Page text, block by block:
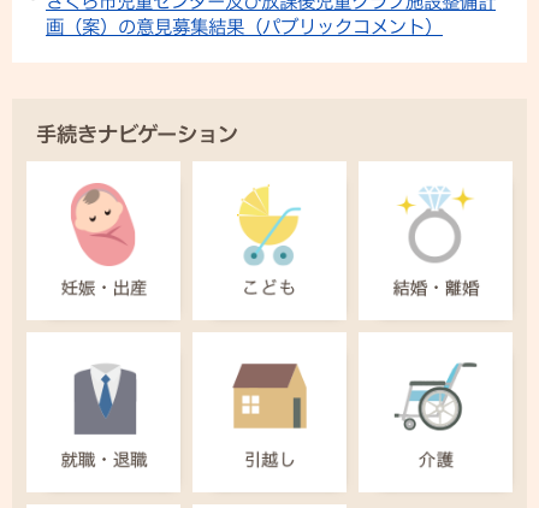
画（案）の意見募集結果（パブリックコメント）
手続きナビゲーション